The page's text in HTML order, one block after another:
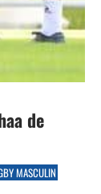
de
MASCULIN